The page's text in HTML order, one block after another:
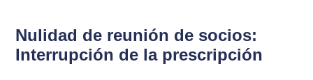
Nulidad de reunión de socios:
Interrupción de la prescripción